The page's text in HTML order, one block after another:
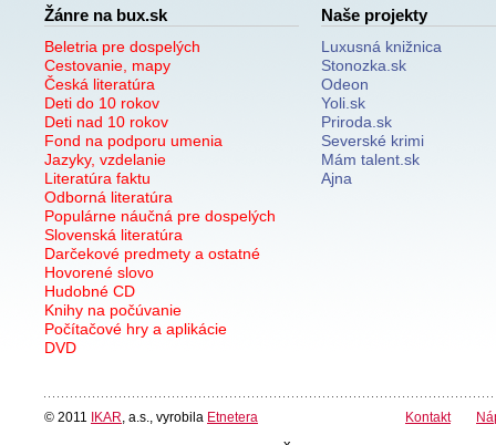
Žánre na bux.sk
Beletria pre dospelých
Cestovanie, mapy
Česká literatúra
Deti do 10 rokov
Deti nad 10 rokov
Fond na podporu umenia
Jazyky, vzdelanie
Literatúra faktu
Odborná literatúra
Populárne náučná pre dospelých
Slovenská literatúra
Darčekové predmety a ostatné
Hovorené slovo
Hudobné CD
Knihy na počúvanie
Počítačové hry a aplikácie
DVD
Naše projekty
Luxusná knižnica
Stonozka.sk
Odeon
Yoli.sk
Priroda.sk
Severské krimi
Mám talent.sk
Ajna
© 2011 IKAR , a.s., vyrobila Etnetera Kontakt